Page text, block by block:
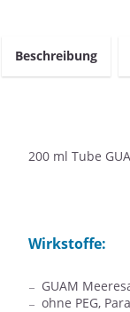
Beschreibung
200 ml Tube
Wirkstoffe:
GUAM
ohne PEG,